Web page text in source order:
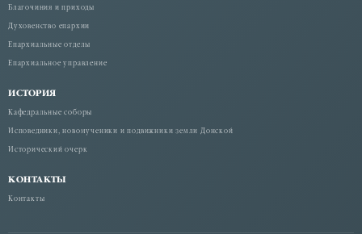
Благочиния и приходы
Духовенство епархии
Епархиальные отделы
Епархиальное управление
ИСТОРИЯ
Кафедральные соборы
Исповедники, новомученики и подвижники земли Донской
Исторический очерк
КОНТАКТЫ
Контакты